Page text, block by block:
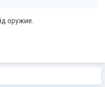
оружие.